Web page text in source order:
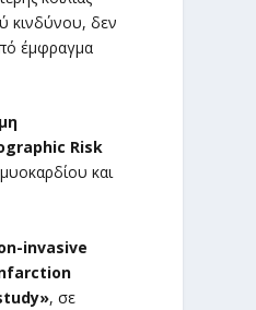
κινδύνου, δεν
έμφραγμα
μη
Risk
και
invasive
, σε